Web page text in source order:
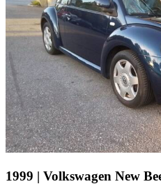
1999 | Volkswagen New